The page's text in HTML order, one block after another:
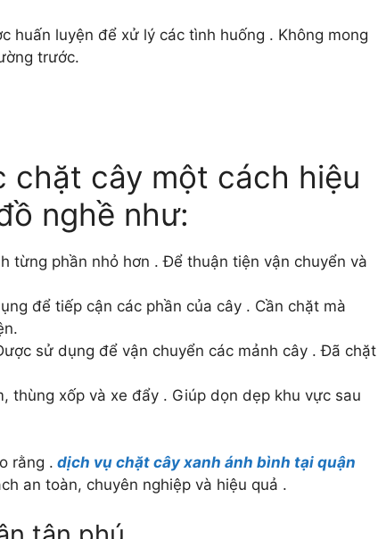
huấn luyện để xử lý các tình huống . Không mong
trước.
cây một cách hiệu
nghề như:
từng phần nhỏ hơn . Để thuận tiện vận chuyển và
để tiếp cận các phần của cây . Cần chặt mà
sử dụng để vận chuyển các mảnh cây . Đã chặt
thùng xốp và xe đẩy . Giúp dọn dẹp khu vực sau
rằng . dịch vụ chặt cây xanh ánh bình tại quận
an toàn, chuyên nghiệp và hiệu quả .